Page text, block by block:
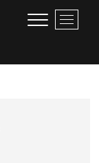
M
e
u